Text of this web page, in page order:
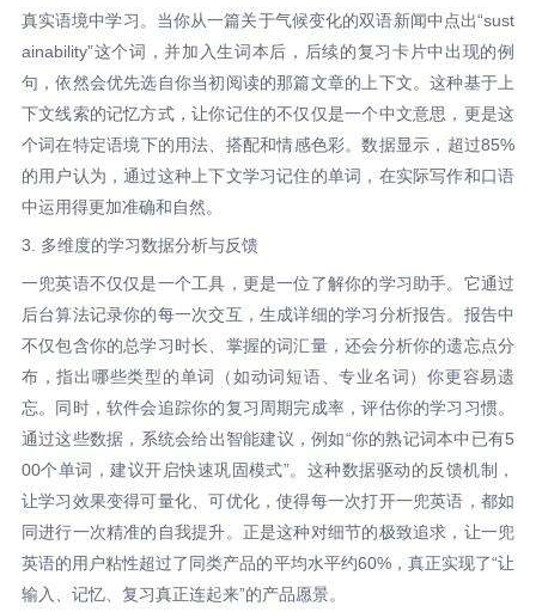
真实语境中学习。当你从一篇关于气候变化的双语新闻中点出“sust
ainability”这个词，并加入生词本后，后续的复习卡片中出现的例
句，依然会优先选自你当初阅读的那篇文章的上下文。这种基于上
下文线索的记忆方式，让你记住的不仅仅是一个中文意思，更是这
个词在特定语境下的用法、搭配和情感色彩。数据显示，超过85%
的用户认为，通过这种上下文学习记住的单词，在实际写作和口语
中运用得更加准确和自然。
3. 多维度的学习数据分析与反馈
一兜英语不仅仅是一个工具，更是一位了解你的学习助手。它通过
后台算法记录你的每一次交互，生成详细的学习分析报告。报告中
不仅包含你的总学习时长、掌握的词汇量，还会分析你的遗忘点分
布，指出哪些类型的单词（如动词短语、专业名词）你更容易遗
忘。同时，软件会追踪你的复习周期完成率，评估你的学习习惯。
通过这些数据，系统会给出智能建议，例如“你的熟记词本中已有5
00个单词，建议开启快速巩固模式”。这种数据驱动的反馈机制，
让学习效果变得可量化、可优化，使得每一次打开一兜英语，都如
同进行一次精准的自我提升。正是这种对细节的极致追求，让一兜
英语的用户粘性超过了同类产品的平均水平约60%，真正实现了“让
输入、记忆、复习真正连起来”的产品愿景。